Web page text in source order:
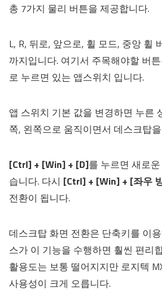
총 7가지 물리 버튼을 제공합니다.
L, R, 뒤로, 앞으로, 휠 모드, 중앙 휠
까지입니다. 여기서 주목해야할 버
로 누르면 있는 앱스위치 입니다.
앱 스위치 기본 값을 변경하면 누른
쪽, 왼쪽으로 움직이면서 데스크탑
[Ctrl] + [Win] + [D]를 누르면 새로
습니다. 다시 [Ctrl] + [Win] + [좌우
전환이 됩니다.
데스크탑 화면 전환은 단축키를 이
스가 이 기능을 수행하면 훨씬 편리
활용도는 보통 떨어지지만 로지텍
사용성이 크게 오릅니다.